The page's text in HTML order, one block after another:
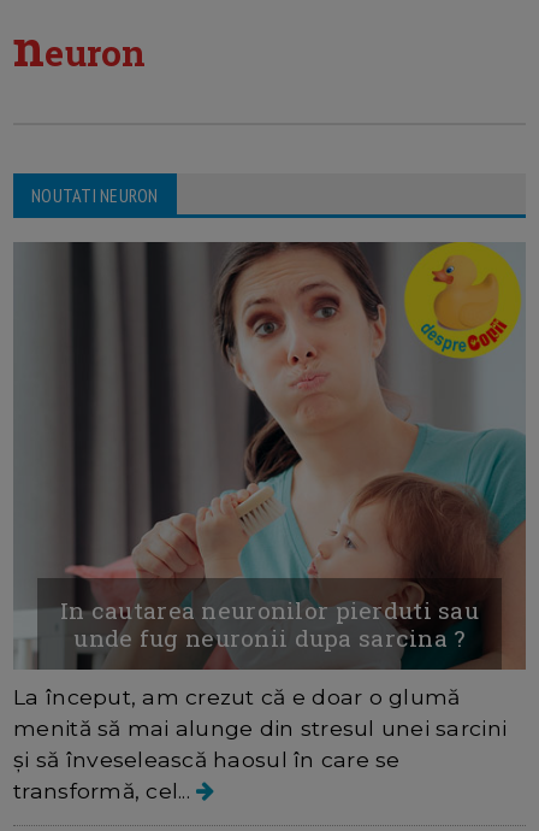
neuron
NOUTATI NEURON
In cautarea neuronilor pierduti sau
unde fug neuronii dupa sarcina ?
La început, am crezut că e doar o glumă
menită să mai alunge din stresul unei sarcini
și să înveselească haosul în care se
transformă, cel...